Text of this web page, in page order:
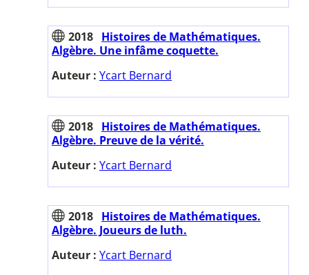
2018 Histoires de Mathématiques.
Algèbre. Une infâme coquette.
Auteur : Ycart Bernard
2018 Histoires de Mathématiques.
Algèbre. Preuve de la vérité.
Auteur : Ycart Bernard
2018 Histoires de Mathématiques.
Algèbre. Joueurs de luth.
Auteur : Ycart Bernard